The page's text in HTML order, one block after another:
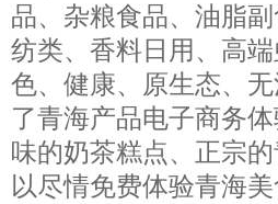
品、杂粮食品、油脂
纺类、香料日用、高
色、健康、原生态、
了青海产品电子商务
味的奶茶糕点、正宗
以尽情免费体验青海